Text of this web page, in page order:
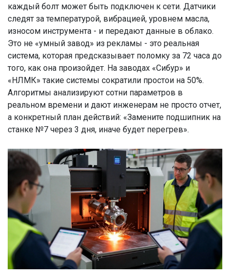
каждый болт может быть подключен к сети. Датчики
следят за температурой, вибрацией, уровнем масла,
износом инструмента - и передают данные в облако.
Это не «умный завод» из рекламы - это реальная
система, которая предсказывает поломку за 72 часа до
того, как она произойдет. На заводах «Сибур» и
«НЛМК» такие системы сократили простои на 50%.
Алгоритмы анализируют сотни параметров в
реальном времени и дают инженерам не просто отчет,
а конкретный план действий: «Замените подшипник на
станке №7 через 3 дня, иначе будет перегрев».